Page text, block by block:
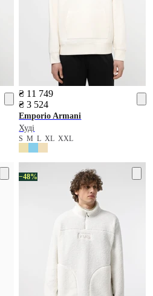
₴ 11 749
₴ 3 524
Emporio Armani
Худі
SMLXLXXL
−48%